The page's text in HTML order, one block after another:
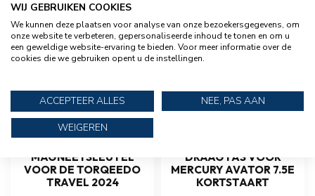
MAGNEETSLEUTEL
VOOR DE TORQEEDO
TRAVEL 2024
DRAAGTAS VOOR
MERCURY AVATOR 7.5E
KORTSTAART
WIJ GEBRUIKEN COOKIES
We kunnen deze plaatsen voor analyse van onze bezoekersgegevens, om
onze website te verbeteren, gepersonaliseerde inhoud te tonen en om u
een geweldige website-ervaring te bieden. Voor meer informatie over de
cookies die we gebruiken opent u de instellingen.
ACCEPTEER ALLES
NEE, PAS AAN
WEIGEREN